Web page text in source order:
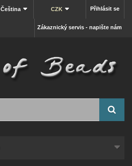
Přihlásit se
CZK
Čeština
Zákaznický servis - napište nám